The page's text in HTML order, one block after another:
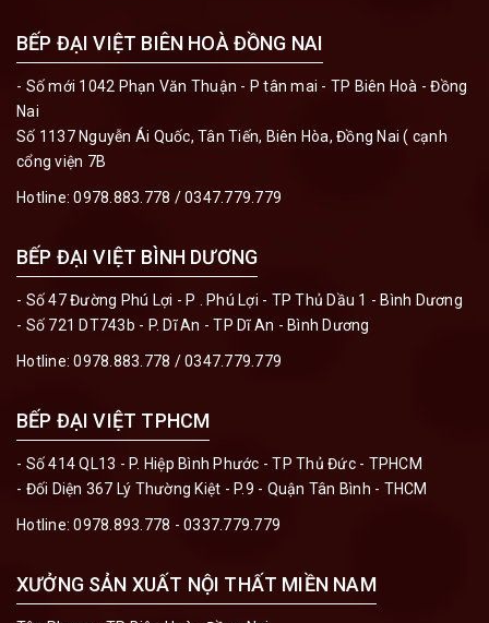
BẾP ĐẠI VIỆT BIÊN HOÀ ĐỒNG NAI
- Số mới 1042 Phạn Văn Thuận - P tân mai - TP Biên Hoà - Đồng
Nai
Số 1137 Nguyễn Ái Quốc, Tân Tiến, Biên Hòa, Đồng Nai ( cạnh
cổng viện 7B
Hotline:0978.883.778 / 0347.779.779
BẾP ĐẠI VIỆT BÌNH DƯƠNG
- Số 47 Đường Phú Lợi - P . Phú Lợi - TP Thủ Dầu 1 - Bình Dương
- Số 721 DT743b - P. Dĩ An - TP Dĩ An - Bình Dương
Hotline:0978.883.778 / 0347.779.779
BẾP ĐẠI VIỆT TPHCM
- Số 414 QL13 - P. Hiệp Bình Phước - TP Thủ Đức - TPHCM
- Đối Diện 367 Lý Thường Kiệt - P.9 - Quận Tân Bình - THCM
Hotline:0978.893.778 - 0337.779.779
XƯỞNG SẢN XUẤT NỘI THẤT MIỀN NAM